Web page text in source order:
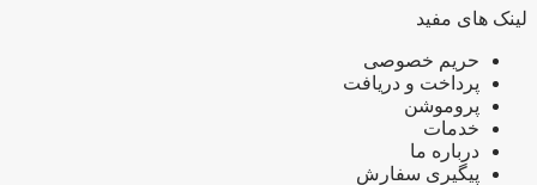
لینک های مفید
حریم خصوصی
پرداخت و دریافت
پروموشن
خدمات
درباره ما
پیگیری سفارش